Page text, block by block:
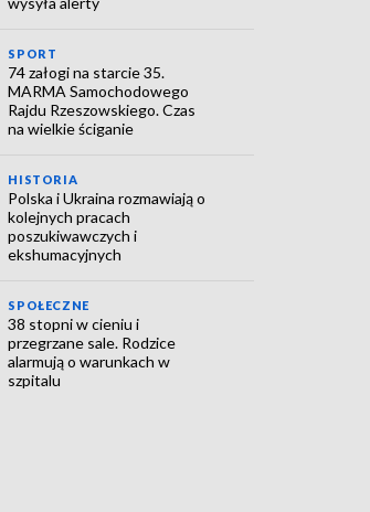
SPORT
74 załogi na starcie 35.
MARMA Samochodowego
Rajdu Rzeszowskiego. Czas
na wielkie ściganie
HISTORIA
Polska i Ukraina rozmawiają o
kolejnych pracach
poszukiwawczych i
ekshumacyjnych
SPOŁECZNE
38 stopni w cieniu i
przegrzane sale. Rodzice
alarmują o warunkach w
szpitalu